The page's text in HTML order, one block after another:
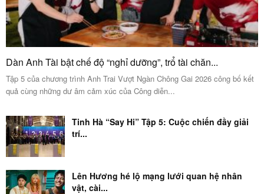
Dàn Anh Tài bật chế độ “nghỉ dưỡng”, trổ tài chăn...
Tập 5 của chương trình Anh Trai Vượt Ngàn Chông Gai 2026 công bố kết
quả cùng những dư âm cảm xúc của Công diễn...
Tinh Hà “Say Hi” Tập 5: Cuộc chiến đầy giải
trí...
Lên Hương hé lộ mạng lưới quan hệ nhân
vật, cài...